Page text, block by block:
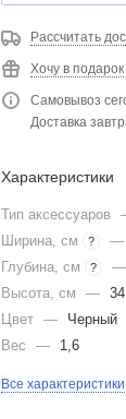
Рассчитать
Хочу в подарок
Самовывоз
Доставка
Характеристики
Тип аксессуаров
Ширина, см
? —
Глубина, см
? —
Высота, см
—
Цвет —
Черный
Вес
— 1,6
Все характеристики